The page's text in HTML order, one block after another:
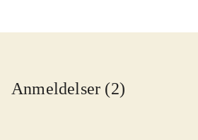
Anmeldelser (2)